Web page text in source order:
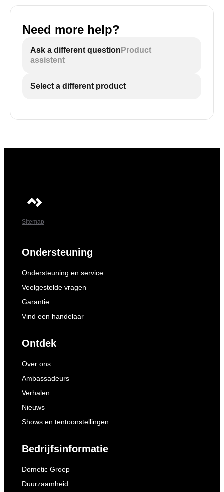
Need more help?
Ask a different question Product
assistent
Select a different product
Sitemap
Ondersteuning
Ondersteuning en service
Veelgestelde vragen
Garantie
Vind een handelaar
Ontdek
Over ons
Ambassadeurs
Verhalen
Nieuws
Shows en tentoonstellingen
Bedrijfsinformatie
Dometic Groep
Duurzaamheid